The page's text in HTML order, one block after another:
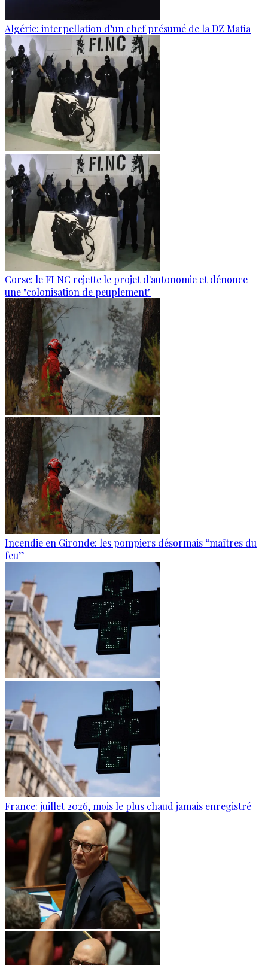
Algérie: interpellation d’un chef présumé de la DZ Mafia
Corse: le FLNC rejette le projet d'autonomie et dénonce
une "colonisation de peuplement"
Incendie en Gironde: les pompiers désormais “maîtres du
feu”
France: juillet 2026, mois le plus chaud jamais enregistré